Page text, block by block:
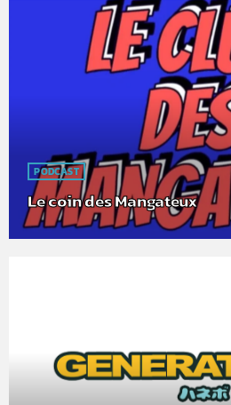
PODCAST
Le coin des Mangateux